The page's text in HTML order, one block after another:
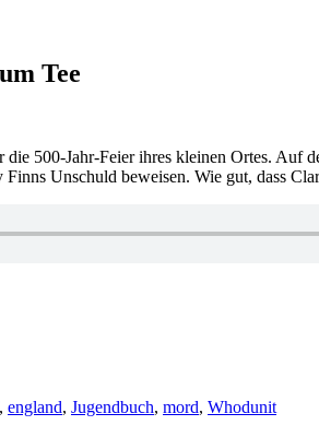
Tee
500-Jahr-Feier ihres kleinen Ortes.
Unschuld beweisen. Wie gut, dass
, england, Jugendbuch, mord, Whodunit